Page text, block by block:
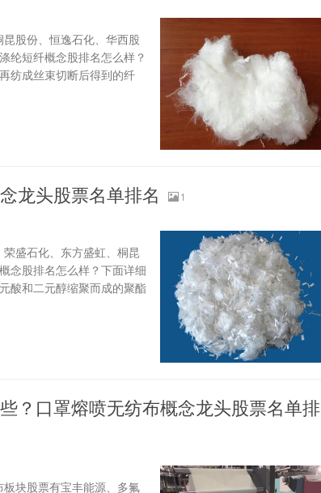
股份、恒逸石化、华西股
纶短纤概念股排名怎么样？
纺成丝束切断后得到的纤
龙头股票名单排名
1
盛石化、东方盛虹、桐昆
念股排名怎么样？下面详细
酸和二元醇缩聚而成的聚酯
？口罩熔喷无纺布概念龙头股票名单排
块股票有宝丰能源、多氟